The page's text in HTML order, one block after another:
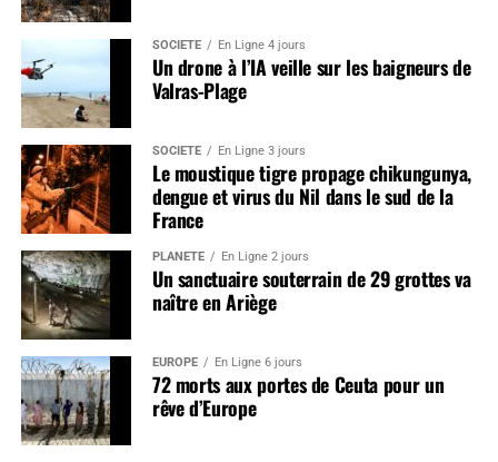
SOCIÉTÉ En Ligne 4 jours
Un drone à l’IA veille sur les baigneurs de
Valras-Plage
SOCIÉTÉ En Ligne 3 jours
Le moustique tigre propage chikungunya,
dengue et virus du Nil dans le sud de la
France
PLANÈTE En Ligne 2 jours
Un sanctuaire souterrain de 29 grottes va
naître en Ariège
EUROPE En Ligne 6 jours
72 morts aux portes de Ceuta pour un
rêve d’Europe